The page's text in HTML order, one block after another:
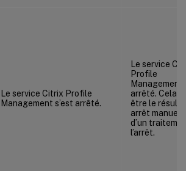
Le service Citrix Profile
Management s’est arrêté.
Le service
Profile
Management
arrêté. Cela
être le
arrêt manuel
d’un
l’arrêt.